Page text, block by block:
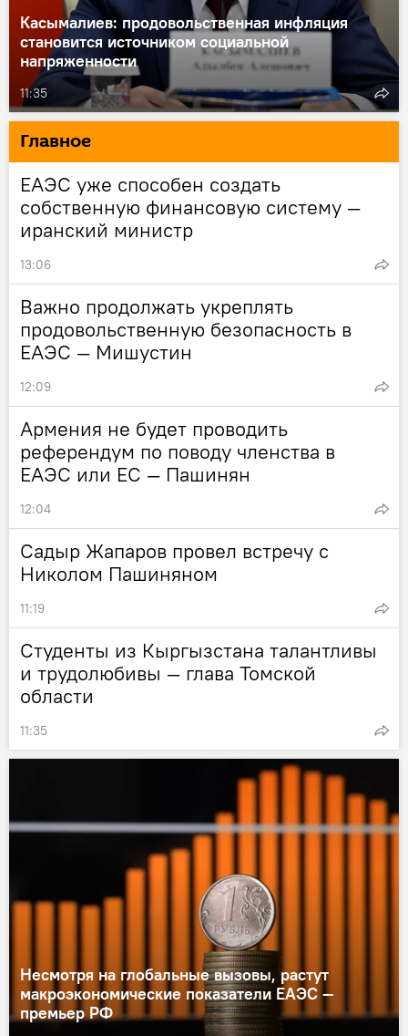
Касымалиев: продовольственная инфляция
становится источником социальной
напряженности
11:35
Главное
ЕАЭС уже способен создать
собственную финансовую систему —
иранский министр
13:06
Важно продолжать укреплять
продовольственную безопасность в
ЕАЭС — Мишустин
12:09
Армения не будет проводить
референдум по поводу членства в
ЕАЭС или ЕС — Пашинян
12:04
Садыр Жапаров провел встречу с
Николом Пашиняном
11:19
Студенты из Кыргызстана талантливы
и трудолюбивы — глава Томской
области
11:35
Несмотря на глобальные вызовы, растут
макроэкономические показатели ЕАЭС —
премьер РФ